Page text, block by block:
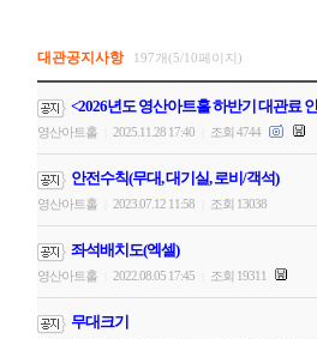
대관공지사항 197개(5/10페이지)
<2026년도 영산아트홀 하반기 대관료
영산아트홀 2025.11.28 17:40 조회 4744
안전수칙(무대, 대기실, 로비/객석)
영산아트홀 2023.07.12 11:58 조회 13038
좌석배치도(엑셀)
영산아트홀 2022.08.05 17:45 조회 19311
무대크기